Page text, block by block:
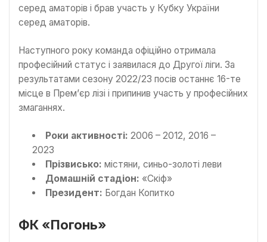
серед аматорів і брав участь у Кубку України
серед аматорів.
Наступного року команда офіційно отримала
професійний статус і заявилася до Другої ліги. За
результатами сезону 2022/23 посів останнє 16-те
місце в Прем’єр лізі і припинив участь у професійних
змаганнях.
Роки активності: 2006 – 2012, 2016 –
2023
Прізвисько: містяни, синьо-золоті леви
Домашній стадіон: «Скіф»
Президент: Богдан Копитко
ФК «Погонь»